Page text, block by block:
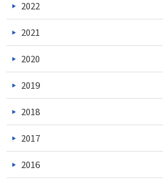
2022
2021
2020
2019
2018
2017
2016